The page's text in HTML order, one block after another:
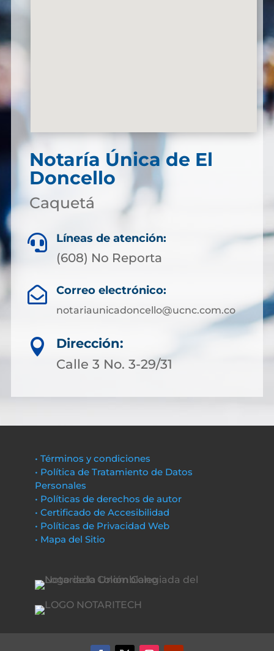
Notaría Única de El
Doncello
Caquetá
 Líneas de atención:
(608) No Reporta
 Correo electrónico:
notariaunicadoncello@ucnc.com.co

Dirección:
Calle 3 No. 3-29/31
• Términos y condiciones
• Política de Tratamiento de Datos
Personales
• Políticas de derechos de autor
• Certificado de Accesibilidad
• Políticas de Privacidad Web
• Mapa del Sitio